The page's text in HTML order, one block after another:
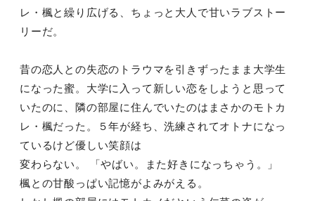
レ・楓と繰り広げる、ちょっと大人で甘いラブストー
リーだ。
昔の恋人との失恋のトラウマを引きずったまま大学生
になった蜜。大学に入って新しい恋をしようと思って
いたのに、隣の部屋に住んでいたのはまさかのモトカ
レ・楓だった。５年が経ち、洗練されてオトナになっ
ているけど優しい笑顔は
変わらない。 「やばい。また好きになっちゃう。」
楓との甘酸っぱい記憶がよみがえる。